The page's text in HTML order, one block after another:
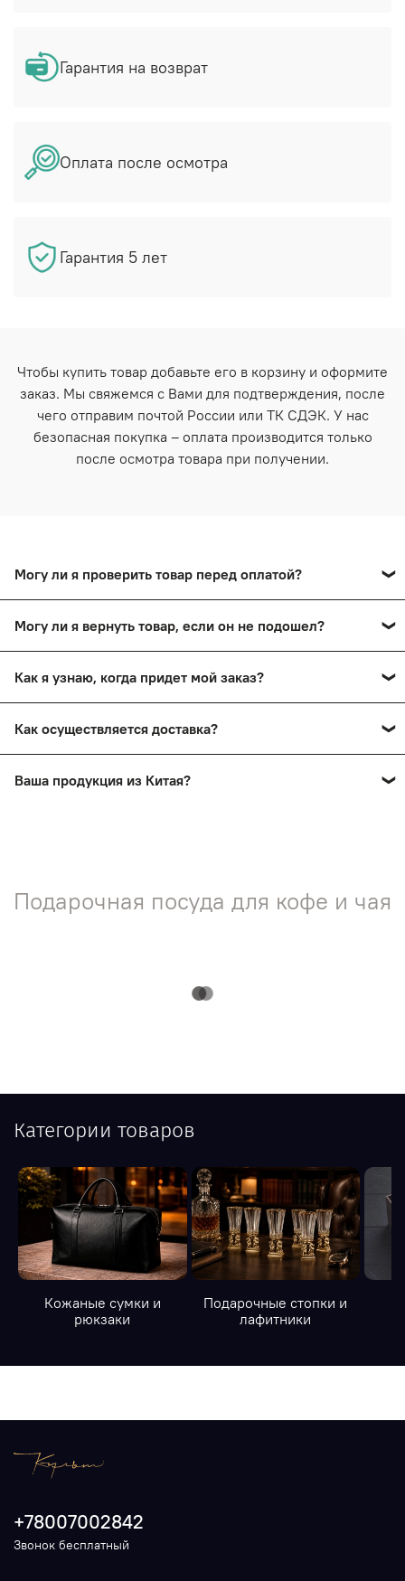
Гарантия на возврат
Оплата после осмотра
Гарантия 5 лет
Чтобы купить товар добавьте его в корзину и оформите
заказ. Мы свяжемся с Вами для подтверждения, после
чего отправим почтой России или ТК СДЭК. У нас
безопасная покупка – оплата производится только
после осмотра товара при получении.
Могу ли я проверить товар перед оплатой?
осмотра в пункте выдачи.
Могу ли я вернуть товар, если он не подошел?
сохранив товарный вид.
Как я узнаю, когда придет мой заказ?
заказа в пункт выдачи. Также мы проинформируем вас
по телефону.
Как осуществляется доставка?
Ваша продукция из Китая?
Подарочная посуда для кофе и чая
Категории товаров
Кожаные сумки и
рюкзаки
Подарочные стопки и
лафитники
+78007002842
Звонок бесплатный